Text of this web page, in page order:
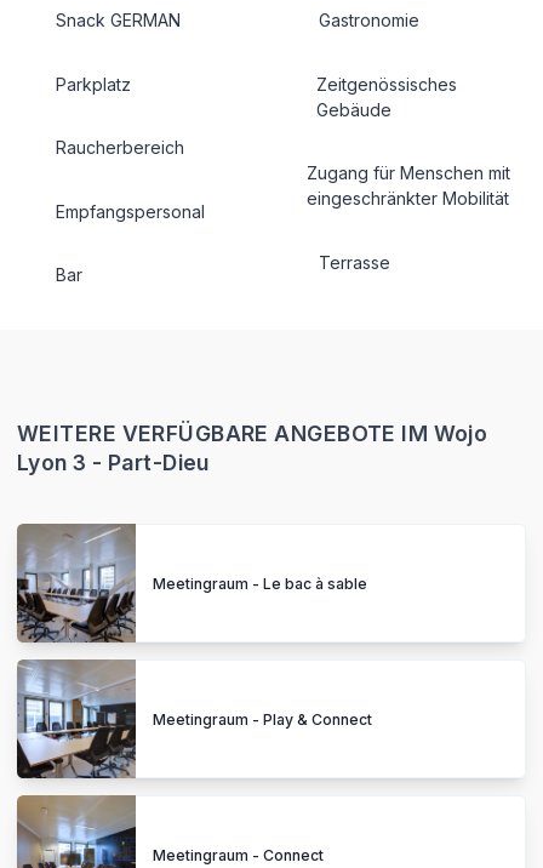
Snack GERMAN
Parkplatz
Raucherbereich
Empfangspersonal
Bar
Gastronomie
Zeitgenössisches
Gebäude
Zugang für Menschen mit
eingeschränkter Mobilität
Terrasse
WEITERE VERFÜGBARE ANGEBOTE IM Wojo
Lyon 3 - Part-Dieu
Meetingraum - Le bac à sable
Meetingraum - Play & Connect
Meetingraum - Connect